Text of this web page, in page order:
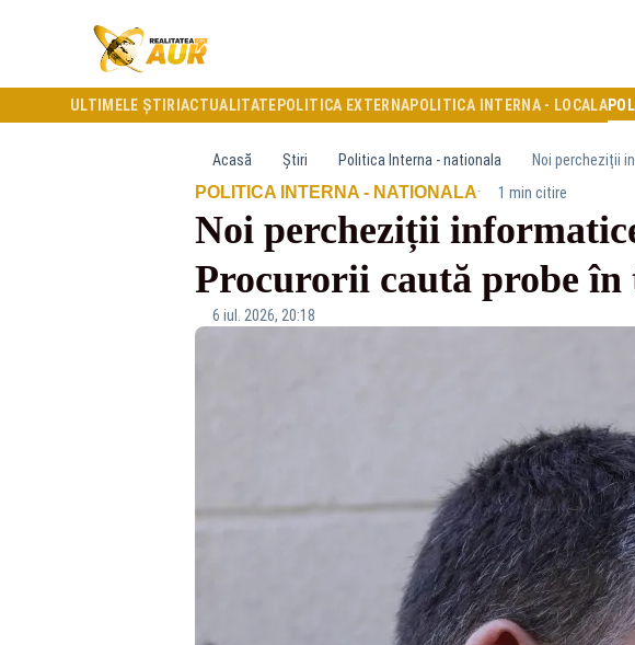
ULTIMELE ȘTIRI ACTUALITATE POLITICA EXTERNAPOLITICA INTERNA - LOCALA
Acasă Știri Politica Interna - nationala Noi percheziții
POLITICA INTERNA - NATIONALA· 1 min citire
Noi percheziții
Procurorii caută probe în
6 iul. 2026, 20:18